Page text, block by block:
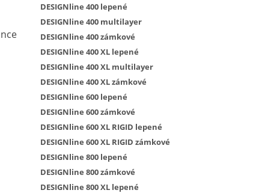
DESIGNline 400 lepené
DESIGNline 400 multilayer
DESIGNline 400 zámkové
DESIGNline 400 XL lepené
DESIGNline 400 XL multilayer
DESIGNline 400 XL zámkové
DESIGNline 600 lepené
DESIGNline 600 zámkové
DESIGNline 600 XL RIGID lepené
DESIGNline 600 XL RIGID zámkové
DESIGNline 800 lepené
DESIGNline 800 zámkové
DESIGNline 800 XL lepené